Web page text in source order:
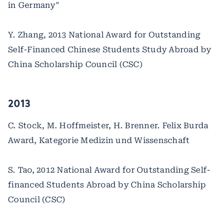
in Germany"
Y. Zhang, 2013 National Award for Outstanding
Self-Financed Chinese Students Study Abroad by
China Scholarship Council (CSC)
2013
C. Stock, M. Hoffmeister, H. Brenner. Felix Burda
Award, Kategorie Medizin und Wissenschaft
S. Tao, 2012 National Award for Outstanding Self-
financed Students Abroad by China Scholarship
Council (CSC)